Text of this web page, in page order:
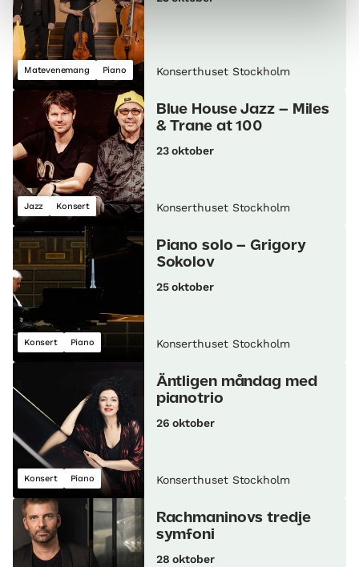
Matevenemang Piano Konserthuset Stockholm
Jazz Konsert
Blue House Jazz – Miles
& Trane at 100
23 oktober
Konserthuset Stockholm
Konsert Piano
Piano solo – Grigory
Sokolov
25 oktober
Konserthuset Stockholm
Konsert Piano
Äntligen måndag med
pianotrio
26 oktober
Konserthuset Stockholm
Rachmaninovs tredje
symfoni
28 oktober